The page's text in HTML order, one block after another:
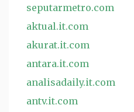
seputarmetro.com
aktual.it.com
akurat.it.com
antara.it.com
analisadaily.it.com
antv.it.com